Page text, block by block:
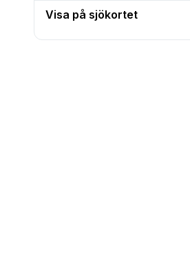
Visa på sjökortet